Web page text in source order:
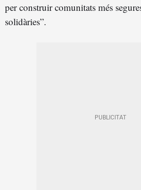
per construir comunitats més
solidàries”.